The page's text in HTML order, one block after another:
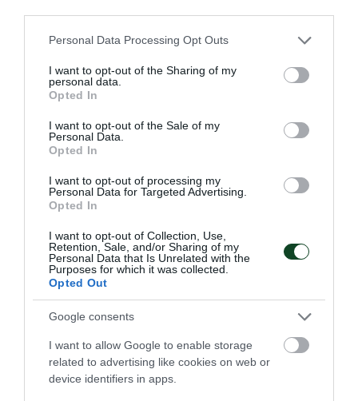
Please note that this website/app uses one or more Google
not limited to your visit or usage behaviour. You may click to
grant or deny consent to Google and its third-party tags to
use your data for below specified purposes in below Google
consent section.
Personal Data Processing Opt Outs
I want to opt-out of the Sharing of my
personal data.
Opted In
I want to opt-out of the Sale of my
Personal Data.
Opted In
I want to opt-out of processing my
Personal Data for Targeted Advertising.
Opted In
I want to opt-out of Collection, Use,
Retention, Sale, and/or Sharing of my
Personal Data that Is Unrelated with the
Purposes for which it was collected.
Opted Out
Google consents
I want to allow Google to enable storage
related to advertising like cookies on web or
device identifiers in apps.
Στην τετράδα η Εθνική πόλο με
πέντε «πράσινους»
Η Εθνική ομάδα πόλο ανδρών προκρίθηκε στα ημιτελικά
του Παγκοσμίου Κυπέλλου με πέντε παίκτες του
23.07.2026 ΠΟΛΟ ΑΝΔΡΩΝ